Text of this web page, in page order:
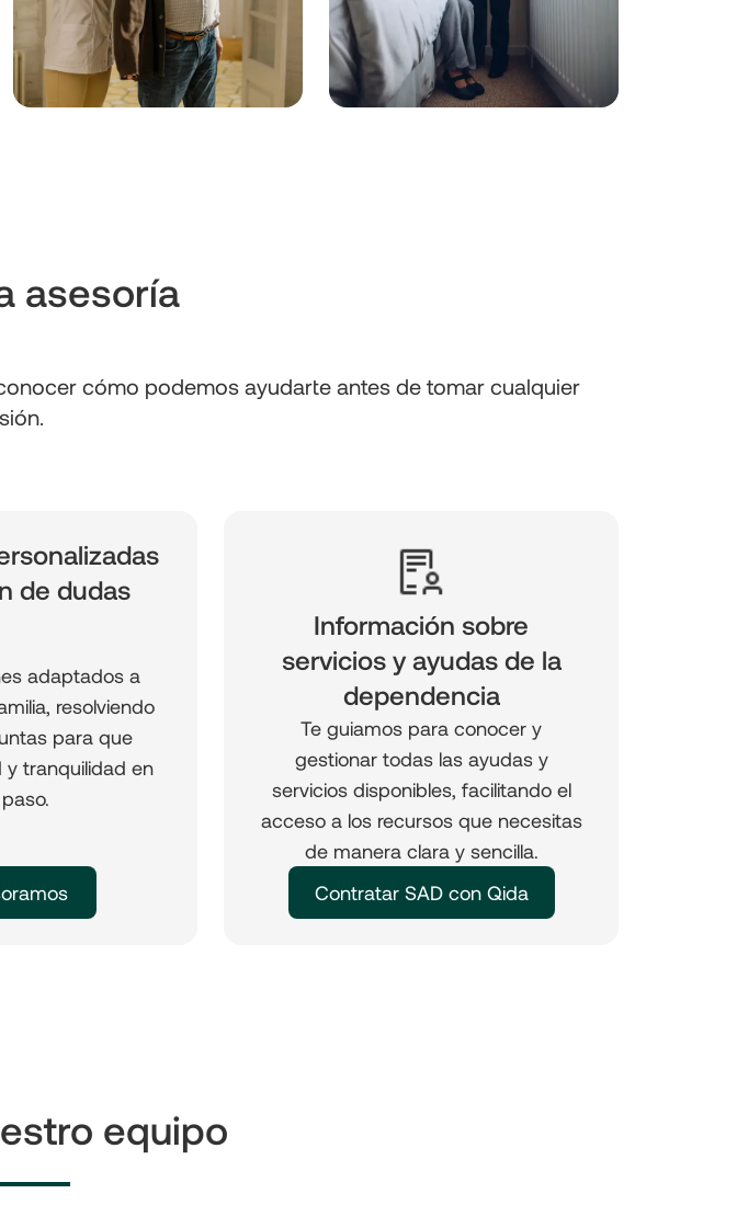
asesoría
cómo podemos ayudarte antes de tomar cualquier
de dudas
adaptados a
resolviendo
para que
tranquilidad en
Información sobre
servicios y ayudas de la
dependencia
Te guiamos para conocer y
gestionar todas las ayudas y
servicios disponibles, facilitando el
acceso a los recursos que necesitas
de manera clara y sencilla.
Contratar SAD con Qida
equipo